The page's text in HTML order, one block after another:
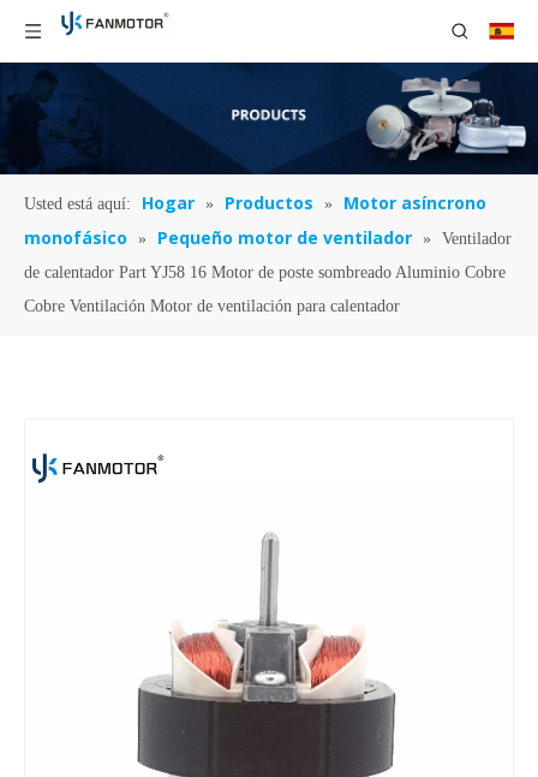
Usted está aquí: Hogar » Productos »
Motor asíncrono
monofásico
» Pequeño motor de ventilador »
Ventilador
de calentador Part YJ58 16 Motor de poste sombreado Aluminio Cobre
Cobre Ventilación Motor de ventilación para calentador